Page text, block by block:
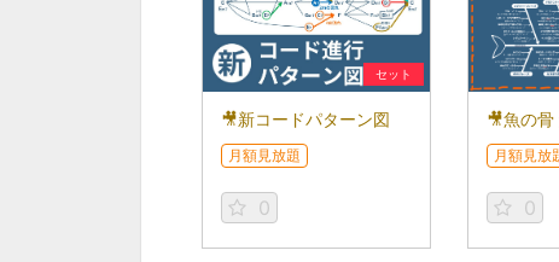
セット
🎥新コードパターン図
月額見放題
0
🎥魚の骨
月額見放
0